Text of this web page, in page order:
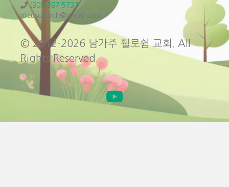
(909)397-5737
nfcuschurch@gmail.com
© 2012-2026 남가주 휄로쉽 교회. All
Rights Reserved.